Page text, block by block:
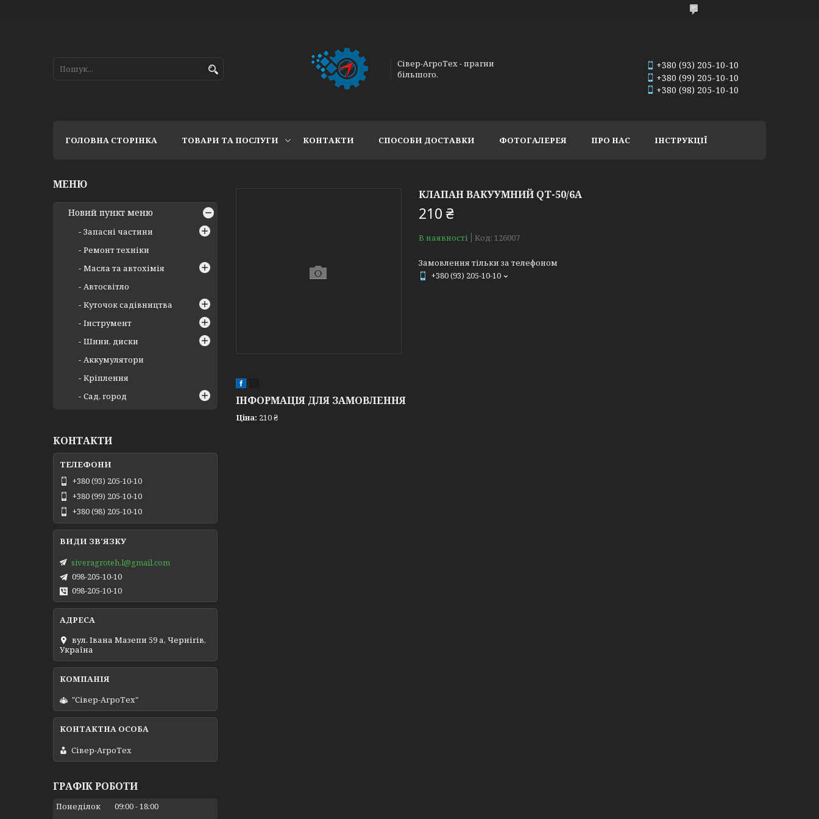
Сівер-АгроТех - прагни
більшого.
+380 (93) 205-10-10
+380 (99) 205-10-10
+380 (98) 205-10-10
ГОЛОВНА СТОРІНКА ТОВАРИ ТА ПОСЛУГИ КОНТАКТИ СПОСОБИ ДОСТАВКИ ФОТОГАЛЕРЕЯ ПРО НАС ІНСТРУКЦІЇ
КЛАПАН ВАКУУМНИЙ QT-50/6A
210 ₴
В наявності Код: 126007
Замовлення тільки за телефоном
+380 (93) 205-10-10
ІНФОРМАЦІЯ ДЛЯ ЗАМОВЛЕННЯ
Ціна: 210 ₴
Новий пункт меню
Запасні частини
Ремонт техніки
Масла та автохімія
Автосвітло
Куточок садівництва
Інструмент
Шини, диски
Аккумулятори
Кріплення
Сад, город
КОНТАКТИ
+380 (93) 205-10-10
+380 (99) 205-10-10
+380 (98) 205-10-10
siveragroteh.l@gmail.com
098-205-10-10
098-205-10-10
вул. Івана Мазепи 59 а, Чернігів,
Україна
"Сівер-АгроТех"
Сівер-АгроТех
ГРАФІК РОБОТИ
Понеділок 09:00 18:00